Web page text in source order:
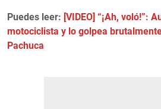
Puedes leer: [VIDEO] “¡Ah, voló!”:
motociclista y lo golpea
Pachuca